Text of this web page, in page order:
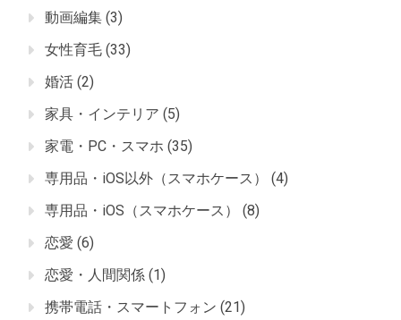
動画編集 (3)
女性育毛 (33)
婚活 (2)
家具・インテリア (5)
家電・PC・スマホ (35)
専用品・iOS以外（スマホケース）
(4)
専用品・iOS（スマホケース）
(8)
恋愛 (6)
恋愛・人間関係 (1)
携帯電話・スマートフォン (21)